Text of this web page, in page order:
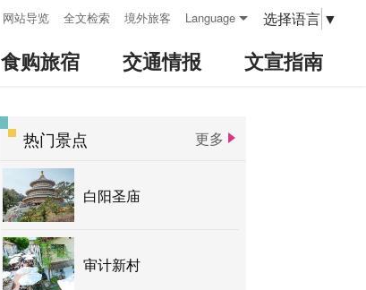
网站导览 全文检索 境外旅客 Language 选择语言 ▼
食购旅宿 交通情报 文宣指南
热门景点 更多
白阳圣庙
审计新村